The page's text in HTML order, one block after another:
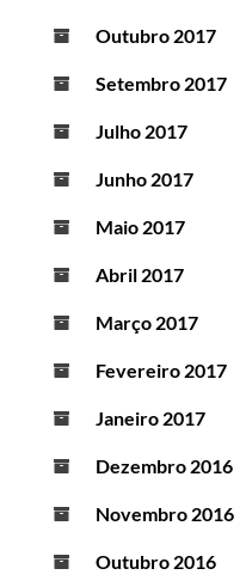
Outubro 2017
Setembro 2017
Julho 2017
Junho 2017
Maio 2017
Abril 2017
Março 2017
Fevereiro 2017
Janeiro 2017
Dezembro 2016
Novembro 2016
Outubro 2016